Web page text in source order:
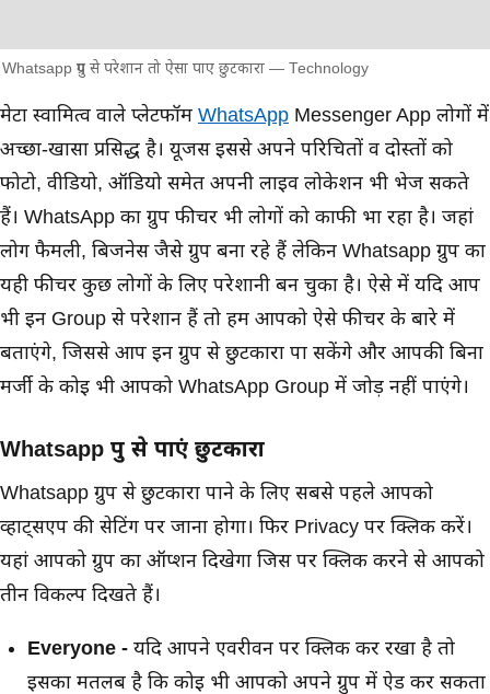
Whatsapp ग्रुप से परेशान तो ऐसा पाए छुटकारा — Technology
मुख्य समाचार
मेटा स्वामित्व वाले प्लेटफॉर्म WhatsApp Messenger App लोगों में
अच्छा-खासा प्रसिद्ध है। यूजर्स इससे अपने परिचितों व दोस्तों को
फोटो, वीडियो, ऑडियो समेत अपनी लाइव लोकेशन भी भेज सकते
हैं। WhatsApp का ग्रुप फीचर भी लोगों को काफी भा रहा है। जहां
लोग फैमली, बिजनेस जैसे ग्रुप बना रहे हैं लेकिन Whatsapp ग्रुप का
यही फीचर कुछ लोगों के लिए परेशानी बन चुका है। ऐसे में यदि आप
भी इन Group से परेशान हैं तो हम आपको ऐसे फीचर के बारे में
बताएंगे, जिससे आप इन ग्रुप से छुटकारा पा सकेंगे और आपकी बिना
मर्जी के कोई भी आपको WhatsApp Group में जोड़ नहीं पाएंगे।
Whatsapp ग्रुप से पाएं छुटकारा
Whatsapp ग्रुप से छुटकारा पाने के लिए सबसे पहले आपको
व्हाट्सएप की सेटिंग पर जाना होगा। फिर Privacy पर क्लिक करें।
यहां आपको ग्रुप का ऑप्शन दिखेगा जिस पर क्लिक करने से आपको
तीन विकल्प दिखते हैं।
Everyone -यदि आपने एवरीवन पर क्लिक कर रखा है तो
इसका मतलब है कि कोई भी आपको अपने ग्रुप में ऐड कर सकता